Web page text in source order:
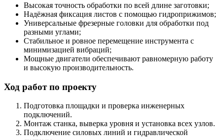
Высокая точность обработки по всей длине заготовки;
Надёжная фиксация листов с помощью гидроприжимов;
Универсальные фрезерные головки для обработки под
разными углами;
Стабильное и ровное перемещение инструмента с
минимизацией вибраций;
Мощные двигатели обеспечивают равномерную работу
и высокую производительность.
Ход работ по проекту
Подготовка площадки и проверка инженерных
подключений.
Монтаж станка, выверка уровня и установка всех узлов.
Подключение силовых линий и гидравлической